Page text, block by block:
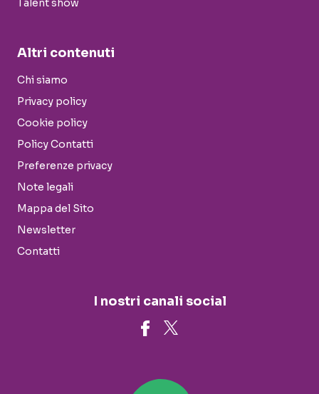
Talent show
Altri contenuti
Chi siamo
Privacy policy
Cookie policy
Policy Contatti
Preferenze privacy
Note legali
Mappa del Sito
Newsletter
Contatti
I nostri canali social